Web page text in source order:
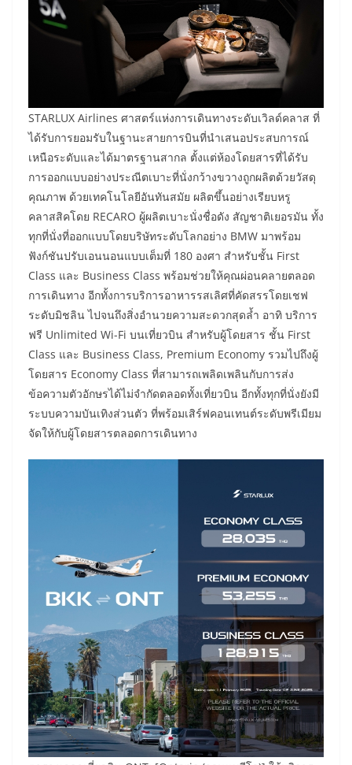
STARLUX Airlines ศาสตร์แห่งการเดินทางระดับเวิลด์คลาส ที่
ได้รับการยอมรับในฐานะสายการบินที่นำเสนอประสบการณ์
เหนือระดับและได้มาตรฐานสากล ตั้งแต่ห้องโดยสารที่ได้รับ
การออกแบบอย่างประณีตเบาะที่นั่งกว้างขวางถูกผลิตด้วยวัสดุ
คุณภาพ ด้วยเทคโนโลยีอันทันสมัย ผลิตขึ้นอย่างเรียบหรู
คลาสสิคโดย RECARO ผู้ผลิตเบาะนั่งชื่อดัง สัญชาติเยอรมัน ทั้ง
ทุกที่นั่งที่ออกแบบโดยบริษัทระดับโลกอย่าง BMW มาพร้อม
ฟังก์ชันปรับเอนนอนแบบเต็มที่ 180 องศา สำหรับชั้น First
Class และ Business Class พร้อมช่วยให้คุณผ่อนคลายตลอด
การเดินทาง อีกทั้งการบริการอาหารรสเลิศที่คัดสรรโดยเชฟ
ระดับมิชลิน ไปจนถึงสิ่งอำนวยความสะดวกสุดล้ำ อาทิ บริการ
ฟรี Unlimited Wi-Fi บนเที่ยวบิน สำหรับผู้โดยสาร ชั้น First
Class และ Business Class, Premium Economy รวมไปถึงผู้
โดยสาร Economy Class ที่สามารถเพลิดเพลินกับการส่ง
ข้อความตัวอักษรได้ไม่จำกัดตลอดทั้งเที่ยวบิน อีกทั้งทุกที่นั่งยังมี
ระบบความบันเทิงส่วนตัว ที่พร้อมเสิร์ฟคอนเทนต์ระดับพรีเมียม
จัดให้กับผู้โดยสารตลอดการเดินทาง